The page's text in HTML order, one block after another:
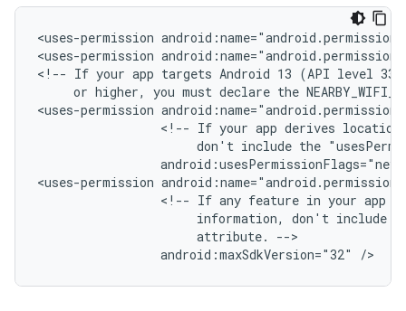
<uses-permission
<uses-permission
<!-- If your app targets Android 13 (API
or higher, you must declare the
<uses-permission
<!-- If your app derives location
don't include the
<uses-permission
<!-- If any feature in your app
information,
don't include
attribute.
android:maxSdkVersion="32"